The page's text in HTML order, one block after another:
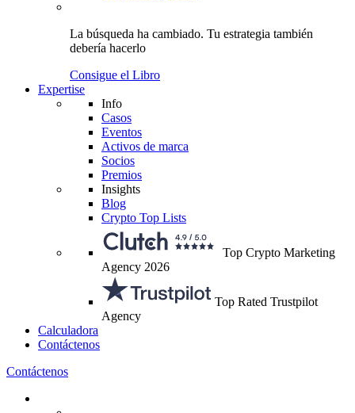
La búsqueda ha cambiado. Tu estrategia también
debería hacerlo
Consigue el Libro
Expertise
Info
Casos
Eventos
Activos de marca
Socios
Premios
Insights
Blog
Crypto Top Lists
Top Crypto Marketing
Agency 2026
Top Rated Trustpilot
Agency
Calculadora
Contáctenos
Contáctenos